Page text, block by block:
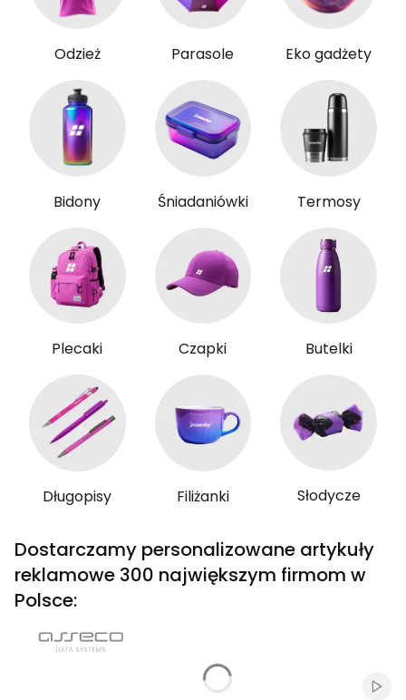
Odzież Parasole Eko gadżety
Bidony Śniadaniówki Termosy
Plecaki Czapki Butelki
Długopisy Filiżanki Słodycze
Dostarczamy personalizowane artykuły
reklamowe 300 największym firmom w
Polsce: